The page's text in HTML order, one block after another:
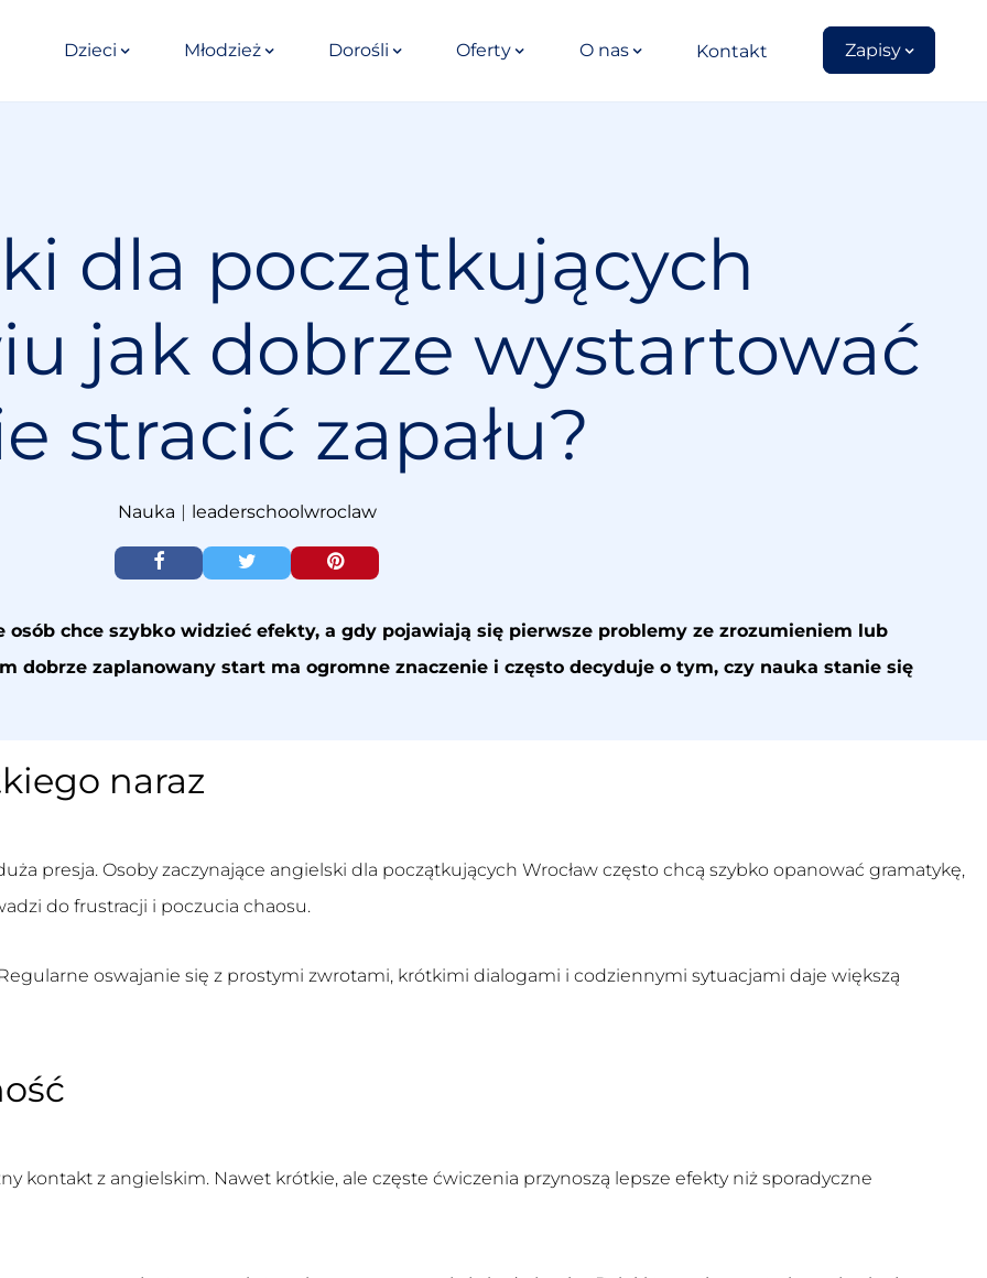
Dzieci Młodzież Dorośli Oferty O nas Kontakt Zapisy
dla początkujących
jak dobrze wystartować
stracić zapału?
Nauka | leaderschoolwroclaw
chce szybko widzieć efekty, a gdy pojawiają się pierwsze problemy ze zrozumieniem lub
dobrze zaplanowany start ma ogromne znaczenie i często decyduje o tym, czy nauka stanie się
naraz
presja. Osoby zaczynające angielski dla początkujących Wrocław często chcą szybko opanować gramatykę,
do frustracji i poczucia chaosu.
oswajanie się z prostymi zwrotami, krótkimi dialogami i codziennymi sytuacjami daje większą
kontakt z angielskim. Nawet krótkie, ale częste ćwiczenia przynoszą lepsze efekty niż sporadyczne